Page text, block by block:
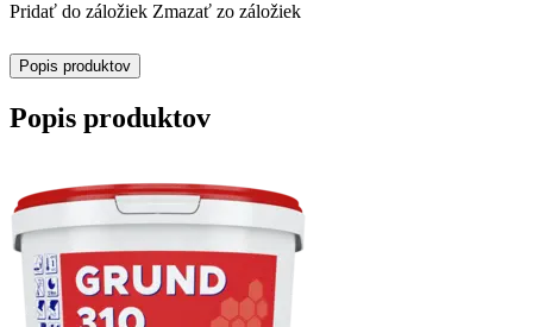
Pridať do záložiek Zmazať zo záložiek
Popis produktov
Popis produktov